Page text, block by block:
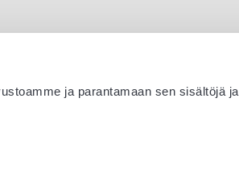
ja parantamaan sen sisältöjä ja